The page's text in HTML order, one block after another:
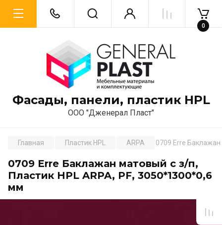
Фасады, панели, пластик HPL
ООО "Дженерал Пласт"
0
Главная Пластик HPL ARPA 0709 Erre Баклажан
0709 Erre Баклажан матовый с з/п,
Пластик HPL ARPA, PF, 3050*1300*0,6
мм